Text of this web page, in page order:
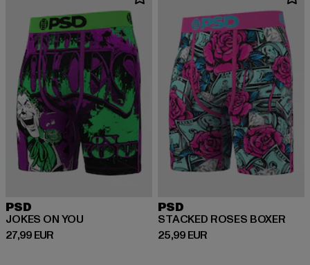
PSD
JOKES ON YOU
27,99 EUR
Derzeitiger Preis: 27,99 EUR
PSD
STACKED ROSES BOXER
25,99 EUR
Derzeitiger Preis: 25,99 EUR